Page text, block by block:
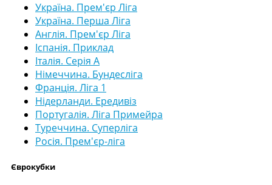
Україна. Прем'єр Ліга
Україна. Перша Ліга
Англія. Прем'єр Ліга
Іспанія. Приклад
Італія. Серія А
Німеччина. Бундесліга
Франція. Ліга 1
Нідерланди. Ередивіз
Португалія. Ліга Примейра
Туреччина. Суперліга
Росія. Прем'єр-ліга
Єврокубки